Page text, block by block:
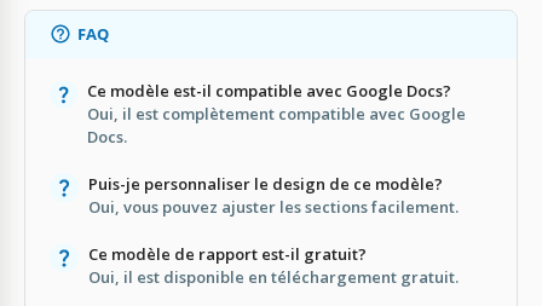
FAQ
Ce modèle est-il compatible avec Google Docs?
Oui, il est complètement compatible avec Google
Docs.
Puis-je personnaliser le design de ce modèle?
Oui, vous pouvez ajuster les sections facilement.
Ce modèle de rapport est-il gratuit?
Oui, il est disponible en téléchargement gratuit.